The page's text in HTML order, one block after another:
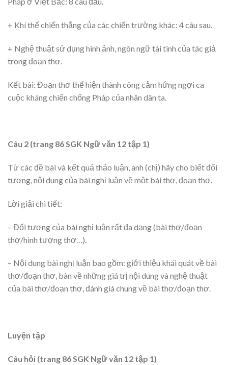
+ Khí thế chiến thắng của các chiến trường khác: 4 câu sau.
+ Nghệ thuật sử dụng hình ảnh, ngôn ngữ tài tình của tác giả
trong đoạn thơ.
Kết bài: Đoạn thơ thể hiện thành công cảm hứng ngợi ca
cuộc kháng chiến chống Pháp của nhân dân ta.
Câu 2 (trang 86 SGK Ngữ văn 12 tập 1)
Từ các đề bài và kết quả thảo luận, anh (chị) hãy cho biết đối
tượng, nội dung của bài nghị luận về một bài thơ, đoạn thơ.
Lời giải chi tiết:
– Đối tượng của bài nghị luận rất đa dạng (bài thơ/đoạn
thơ/hình tượng thơ…).
– Nội dung bài nghị luận bao gồm: giới thiệu khái quát về bài
thơ/đoạn thơ, bàn về những giá trị nội dung và nghệ thuật
của bài thơ/đoạn thơ, đánh giá chung về bài thơ/đoạn thơ.
Luyện tập
Câu hỏi (trang 86 SGK Ngữ văn 12 tập 1)